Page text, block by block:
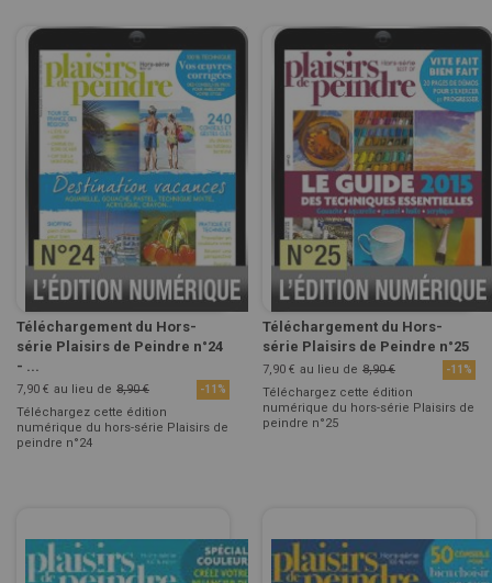
Téléchargement du Hors-
série Plaisirs de Peindre n°24
- ...
7,90 € au lieu de 8,90 € -11%
Téléchargez cette édition
numérique du hors-série Plaisirs de
peindre n°24
Téléchargement du Hors-
série Plaisirs de Peindre n°25
7,90 € au lieu de 8,90 € -11%
Téléchargez cette édition
numérique du hors-série Plaisirs de
peindre n°25